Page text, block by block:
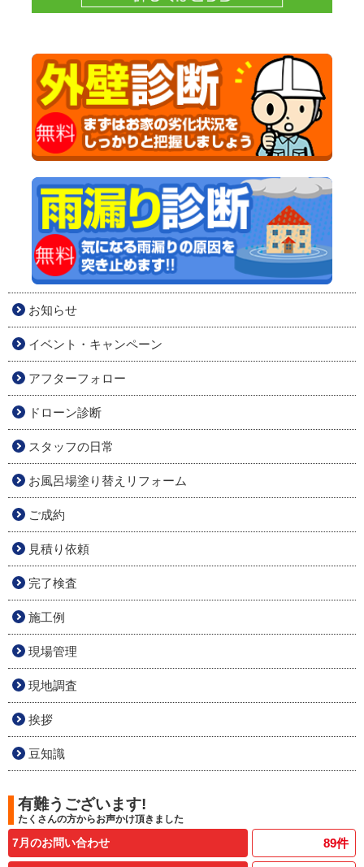
お知らせ
イベント・キャンペーン
アフターフォロー
ドローン診断
スタッフの日常
お風呂場塗り替えリフォーム
ご成約
見積り依頼
完了検査
施工例
現場管理
現地調査
挨拶
豆知識
有難うございます!
たくさんの方からお声かけ頂きました
7月のお問い合わせ 89件